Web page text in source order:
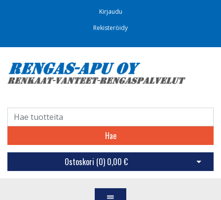
Kirjaudu
Rekisteröidy
Hae
Ostoskori (0) 0,00 € Avaa